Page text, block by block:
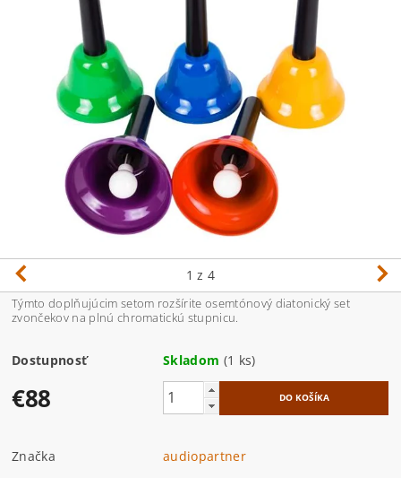
1 z 4
Týmto doplňujúcim setom rozšírite osemtónový diatonický set
zvončekov na plnú chromatickú stupnicu.
Dostupnosť Skladom (1 ks)
€88
Značka
audiopartner